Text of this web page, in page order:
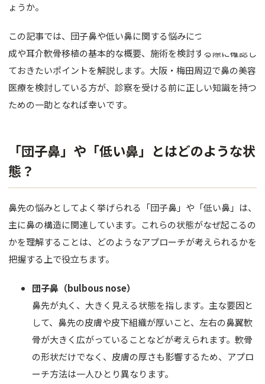
セルサー
ヒアルロ
目元
口唇
フェイス
ょうか。
この記事では、団子鼻や低い鼻に関する悩みについて、鼻尖形
成や耳介軟骨移植の基本的な概要、施術を検討する際に確認し
ておきたいポイントを解説します。大阪・梅田周辺で鼻の美容
医療を検討している方が、診察を受ける前に正しい知識を持つ
ための一助となれば幸いです。
「団子鼻」や「低い鼻」とはどのような状
態？
鼻先の悩みとしてよく挙げられる「団子鼻」や「低い鼻」は、
主に鼻の構造に関連しています。これらの状態がなぜ起こるの
かを理解することは、どのようなアプローチが考えられるかを
把握する上で役立ちます。
団子鼻（bulbous nose）
鼻先が丸く、大きく見える状態を指します。主な要因と
して、鼻先の皮膚や皮下組織が厚いこと、左右の鼻翼軟
骨が大きく広がっていることなどが考えられます。軟骨
の形状だけでなく、皮膚の厚さも影響するため、アプロ
ーチ方法は一人ひとり異なります。